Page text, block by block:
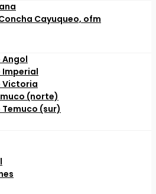
Cayuqueo, ofm
Imperial
Victoria
(norte)
(sur)